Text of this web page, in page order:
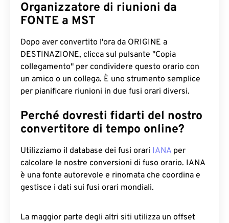
Organizzatore di riunioni da
FONTE a MST
Dopo aver convertito l'ora da ORIGINE a
DESTINAZIONE, clicca sul pulsante "Copia
collegamento" per condividere questo orario con
un amico o un collega. È uno strumento semplice
per pianificare riunioni in due fusi orari diversi.
Perché dovresti fidarti del nostro
convertitore di tempo online?
Utilizziamo il database dei fusi orari IANA per
calcolare le nostre conversioni di fuso orario. IANA
è una fonte autorevole e rinomata che coordina e
gestisce i dati sui fusi orari mondiali.
La maggior parte degli altri siti utilizza un offset